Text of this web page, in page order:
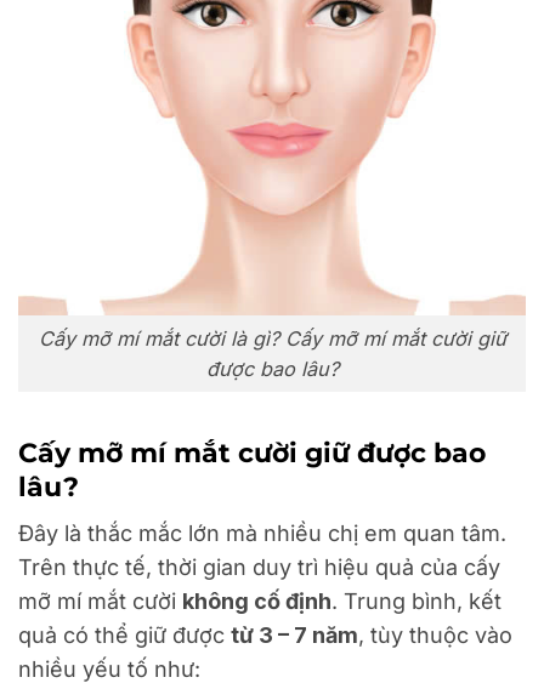
Cấy mỡ mí mắt cười là gì? Cấy mỡ mí mắt cười giữ
được bao lâu?
Cấy mỡ mí mắt cười giữ được bao
lâu?
Đây là thắc mắc lớn mà nhiều chị em quan tâm.
Trên thực tế, thời gian duy trì hiệu quả của cấy
mỡ mí mắt cười không cố định. Trung bình, kết
quả có thể giữ được từ 3 – 7 năm, tùy thuộc vào
nhiều yếu tố như: